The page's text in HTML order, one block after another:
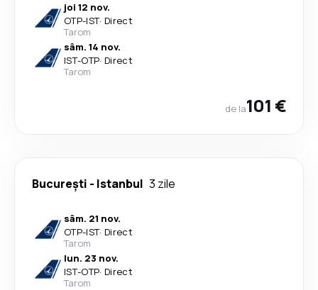
joi 12 nov.
OTP-IST· Direct
Tarom
sâm. 14 nov.
IST-OTP· Direct
Tarom
de la101 €
București - Istanbul 3 zile
sâm. 21 nov.
OTP-IST· Direct
Tarom
lun. 23 nov.
IST-OTP· Direct
Tarom